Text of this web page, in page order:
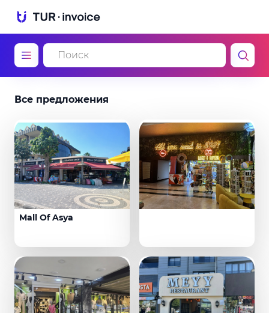
Все предложения
Mall Of Asya